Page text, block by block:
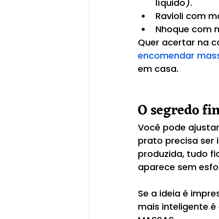
líquido).
Ravioli com
Nhoque com
Quer acertar na
encomendar
em casa.
O segredo
Você pode
prato precisa ser
produzida, tudo
aparece sem
Se a ideia é
mais inteligente é